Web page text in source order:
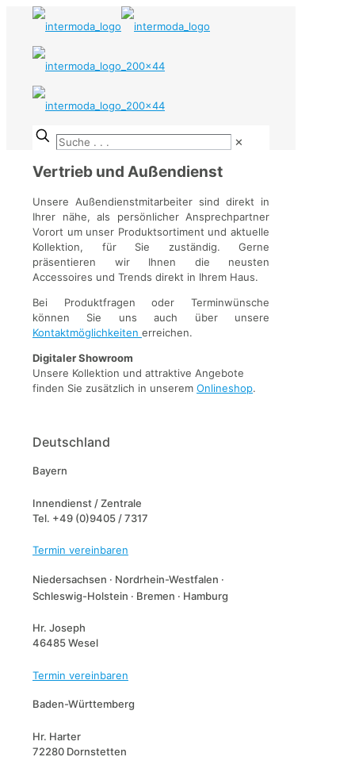
✕
Vertrieb und Außendienst
Unsere Außendienstmitarbeiter sind direkt in
Ihrer nähe, als persönlicher Ansprechpartner
Vorort um unser Produktsortiment und aktuelle
Kollektion, für Sie zuständig. Gerne
präsentieren wir Ihnen die neusten
Accessoires und Trends direkt in Ihrem Haus.
Bei Produktfragen oder Terminwünsche
können Sie uns auch über unsere
Kontaktmöglichkeiten erreichen.
Digitaler Showroom
Unsere Kollektion und attraktive Angebote
finden Sie zusätzlich in unserem Onlineshop.
Deutschland
Bayern
Innendienst / Zentrale
Tel. +49 (0)9405 / 7317
Termin vereinbaren
Niedersachsen · Nordrhein-Westfalen ·
Schleswig-Holstein · Bremen · Hamburg
Hr. Joseph
46485 Wesel
Termin vereinbaren
Baden-Württemberg
Hr. Harter
72280 Dornstetten